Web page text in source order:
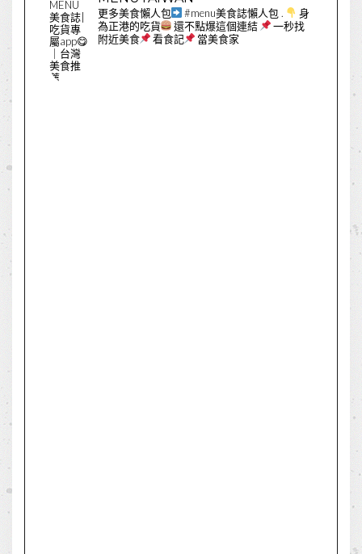
更多美食懶人包 #menu美食誌懶人包 .
身
為正港的吃貨
還不點爆這個連結
一秒找
附近美食
看食記 當美食家